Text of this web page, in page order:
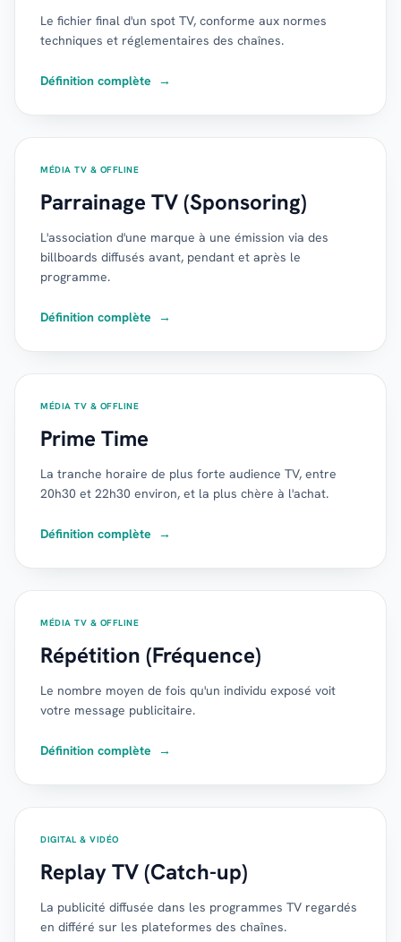
Le fichier final d'un spot TV, conforme aux normes
techniques et réglementaires des chaînes.
Définition complète →
MÉDIA TV & OFFLINE
Parrainage TV (Sponsoring)
L'association d'une marque à une émission via des
billboards diffusés avant, pendant et après le
programme.
Définition complète →
MÉDIA TV & OFFLINE
Prime Time
La tranche horaire de plus forte audience TV, entre
20h30 et 22h30 environ, et la plus chère à l'achat.
Définition complète →
MÉDIA TV & OFFLINE
Répétition (Fréquence)
Le nombre moyen de fois qu'un individu exposé voit
votre message publicitaire.
Définition complète →
DIGITAL & VIDÉO
Replay TV (Catch-up)
La publicité diffusée dans les programmes TV regardés
en différé sur les plateformes des chaînes.